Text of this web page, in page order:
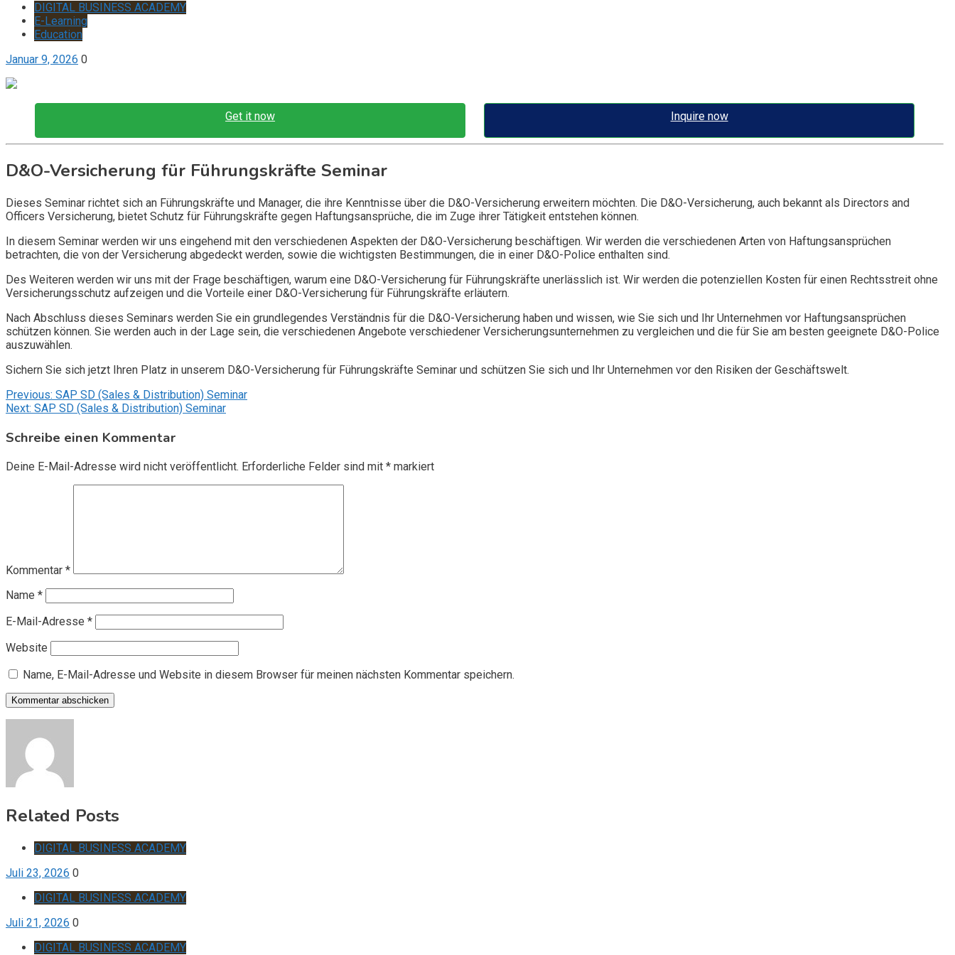
DIGITAL BUSINESS ACADEMY
E-Learning
Education
Januar 9, 2026 0
Get it now Inquire now
D&O-Versicherung für Führungskräfte Seminar
Dieses Seminar richtet sich an Führungskräfte und Manager, die ihre Kenntnisse über die D&O-Versicherung erweitern möchten. Die D&O-Versicherung, auch bekannt als Directors and
Officers Versicherung, bietet Schutz für Führungskräfte gegen Haftungsansprüche, die im Zuge ihrer Tätigkeit entstehen können.
In diesem Seminar werden wir uns eingehend mit den verschiedenen Aspekten der D&O-Versicherung beschäftigen. Wir werden die verschiedenen Arten von Haftungsansprüchen
betrachten, die von der Versicherung abgedeckt werden, sowie die wichtigsten Bestimmungen, die in einer D&O-Police enthalten sind.
Des Weiteren werden wir uns mit der Frage beschäftigen, warum eine D&O-Versicherung für Führungskräfte unerlässlich ist. Wir werden die potenziellen Kosten für einen Rechtsstreit ohne
Versicherungsschutz aufzeigen und die Vorteile einer D&O-Versicherung für Führungskräfte erläutern.
Nach Abschluss dieses Seminars werden Sie ein grundlegendes Verständnis für die D&O-Versicherung haben und wissen, wie Sie sich und Ihr Unternehmen vor Haftungsansprüchen
schützen können. Sie werden auch in der Lage sein, die verschiedenen Angebote verschiedener Versicherungsunternehmen zu vergleichen und die für Sie am besten geeignete D&O-Police
auszuwählen.
Sichern Sie sich jetzt Ihren Platz in unserem D&O-Versicherung für Führungskräfte Seminar und schützen Sie sich und Ihr Unternehmen vor den Risiken der Geschäftswelt.
Beitragsnavigation
Previous: SAP SD (Sales & Distribution) Seminar
Next: SAP SD (Sales & Distribution) Seminar
Schreibe einen Kommentar
Deine E-Mail-Adresse wird nicht veröffentlicht. Erforderliche Felder sind mit * markiert
Kommentar *
Name *
E-Mail-Adresse *
Website
Name, E-Mail-Adresse und Website in diesem Browser für meinen nächsten Kommentar speichern.
Related Posts
DIGITAL BUSINESS ACADEMY
Juli 23, 2026 0
DIGITAL BUSINESS ACADEMY
Juli 21, 2026 0
DIGITAL BUSINESS ACADEMY